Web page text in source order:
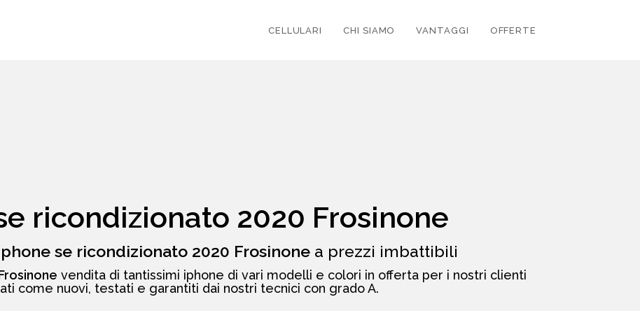
CELLULARI CHI SIAMO VANTAGGI OFFERTE
ricondizionato 2020 Frosinone
se ricondizionato 2020 Frosinone a prezzi imbattibili
vendita di tantissimi iphone di vari modelli e colori in offerta per i nostri clienti
come nuovi, testati e garantiti dai nostri tecnici con grado A.